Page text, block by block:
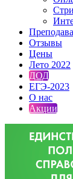
Отзывы
Цены
Лето 2022
ДОД
ЕГЭ-2023
О нас
Акции